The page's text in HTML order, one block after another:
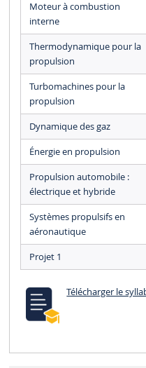
Moteur à combustion
interne
Thermodynamique pour la
propulsion
Turbomachines pour la
propulsion
Dynamique des gaz
Énergie en propulsion
Propulsion automobile :
électrique et hybride
Systèmes propulsifs en
aéronautique
Projet 1
Télécharger le